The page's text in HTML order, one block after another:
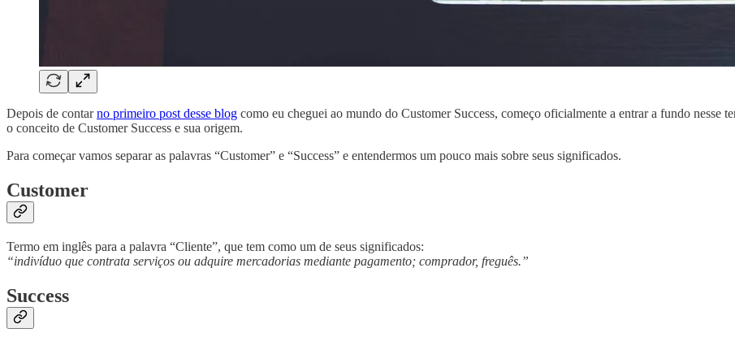
Depois de contarno primeiro post desse blog como eu cheguei ao mundo do Customer Success, começo oficialmente a entrar a fundo nesse
o conceito de Customer Success e sua origem.
Para começar vamos separar as palavras “Customer” e “Success” e entendermos um pouco mais sobre seus significados.
Customer
Termo em inglês para a palavra “Cliente”, que tem como um de seus significados:
“indivíduo que contrata serviços ou adquire mercadorias mediante pagamento; comprador, freguês.”
Success